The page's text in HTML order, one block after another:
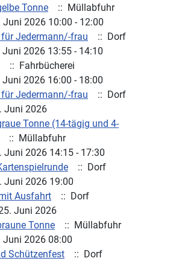
Tonne
:: Müllabfuhr
Juni 2026 10:00 - 12:00
für Jedermann/-frau
:: Dorf
Juni 2026 13:55 - 14:10
:: Fahrbücherei
Juni 2026 16:00 - 18:00
für Jedermann/-frau
:: Dorf
Juni 2026
Tonne (14-tägig und 4-
:: Müllabfuhr
Juni 2026 14:15 - 17:30
:: Dorf
Juni 2026 19:00
Ausfahrt
:: Dorf
Juni 2026
Tonne
:: Müllabfuhr
Juni 2026 08:00
Schützenfest
:: Dorf